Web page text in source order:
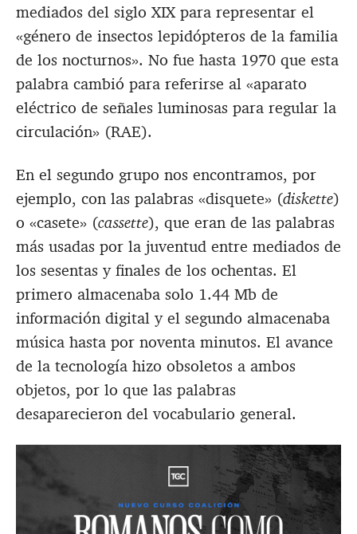
mediados del siglo XIX para representar el
«género de insectos lepidópteros de la familia
de los nocturnos». No fue hasta 1970 que esta
palabra cambió para referirse al «aparato
eléctrico de señales luminosas para regular la
circulación» (RAE).
En el segundo grupo nos encontramos, por
ejemplo, con las palabras «disquete» (diskette)
o «casete» (cassette), que eran de las palabras
más usadas por la juventud entre mediados de
los sesentas y finales de los ochentas. El
primero almacenaba solo 1.44 Mb de
información digital y el segundo almacenaba
música hasta por noventa minutos. El avance
de la tecnología hizo obsoletos a ambos
objetos, por lo que las palabras
desaparecieron del vocabulario general.